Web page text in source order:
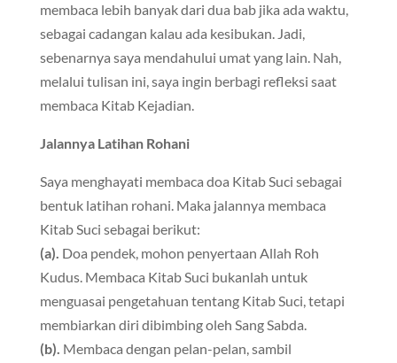
membaca lebih banyak dari dua bab jika ada waktu,
sebagai cadangan kalau ada kesibukan. Jadi,
sebenarnya saya mendahului umat yang lain. Nah,
melalui tulisan ini, saya ingin berbagi refleksi saat
membaca Kitab Kejadian.
Jalannya Latihan Rohani
Saya menghayati membaca doa Kitab Suci sebagai
bentuk latihan rohani. Maka jalannya membaca
Kitab Suci sebagai berikut:
(a). Doa pendek, mohon penyertaan Allah Roh
Kudus. Membaca Kitab Suci bukanlah untuk
menguasai pengetahuan tentang Kitab Suci, tetapi
membiarkan diri dibimbing oleh Sang Sabda.
(b). Membaca dengan pelan-pelan, sambil